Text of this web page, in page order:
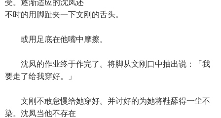
受。逐渐适应的沈凤还
不时的用脚趾夹一下文刚的舌头。
或用足底在他嘴中摩擦。
沈凤的作业终于作完了。将脚从文刚口中抽出说：「我
要走了给我穿好。」
文刚不敢怠慢给她穿好。并讨好的为她将鞋舔得一尘不
染。沈凤当他不存在